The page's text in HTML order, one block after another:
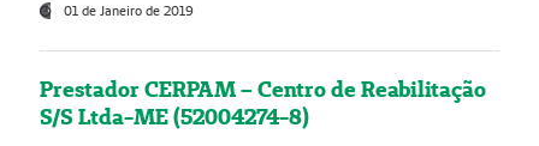
01 de Janeiro de 2019
Prestador CERPAM – Centro de Reabilitação
S/S Ltda-ME (52004274-8)